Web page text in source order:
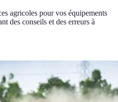
agricoles pour vos équipements
des conseils et des erreurs à